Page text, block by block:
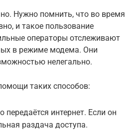
Нужно помнить, что во время
и такое пользование
операторы отслеживают
в режиме модема. Они
нелегально.
таких способов:
передаётся интернет. Если он
раздача доступа.